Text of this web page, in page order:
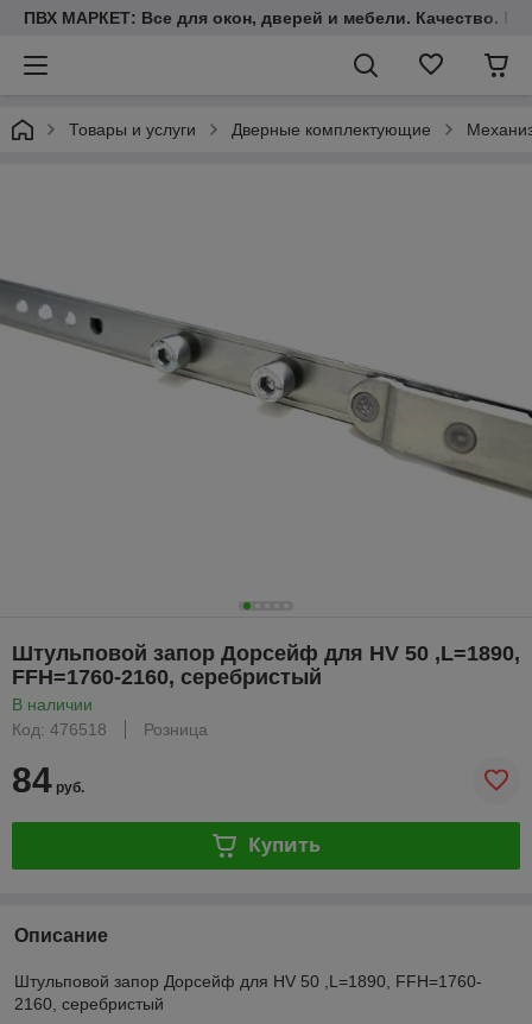
ПВХ МАРКЕТ: Все для окон, дверей и мебели. Качество.
Товары и услуги Дверные комплектующие
Штульповой запор Дорсейф для HV 50 ,L=1890,
FFH=1760-2160, серебристый
В наличии
Код: 476518
Розница
84 руб.
Купить
Описание
Штульповой запор Дорсейф для HV 50 ,L=1890, FFH=1760-
2160, серебристый